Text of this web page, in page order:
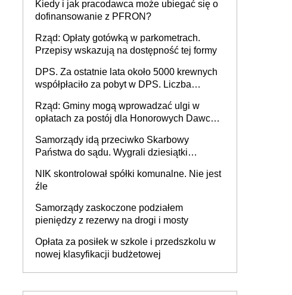
Kiedy i jak pracodawca może ubiegać się o
dofinansowanie z PFRON?
Rząd: Opłaty gotówką w parkometrach.
Przepisy wskazują na dostępność tej formy
DPS. Za ostatnie lata około 5000 krewnych
współpłaciło za pobyt w DPS. Liczba
Rząd: Gminy mogą wprowadzać ulgi w
opłatach za postój dla Honorowych Dawców
Samorządy idą przeciwko Skarbowy
Państwa do sądu. Wygrali dziesiątki
NIK skontrolował spółki komunalne. Nie jest
źle
Samorządy zaskoczone podziałem
pieniędzy z rezerwy na drogi i mosty
Opłata za posiłek w szkole i przedszkolu w
nowej klasyfikacji budżetowej